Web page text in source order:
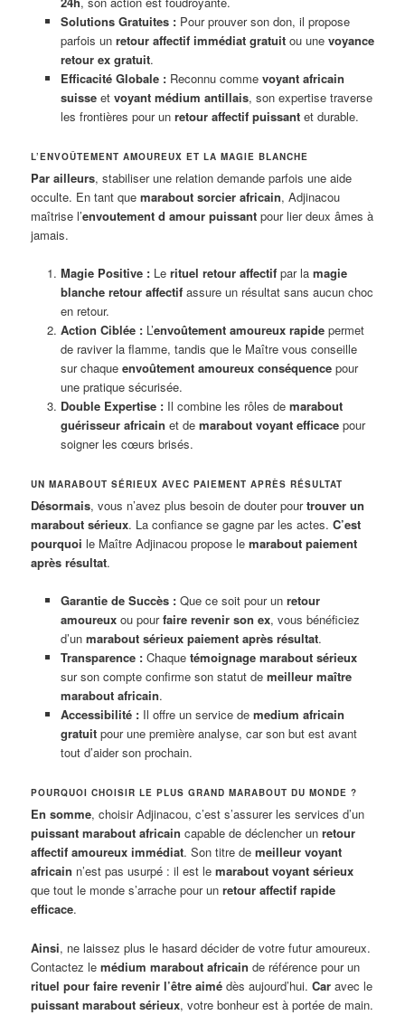
Solutions Gratuites :Pour prouver son don, il propose
parfois un retour affectif immédiat gratuitou une voyance
retour ex gratuit.
Efficacité Globale :Reconnu comme voyant africain
suisseet voyant médium antillais, son expertise traverse
les frontières pour un retour affectif puissantet durable.
L’ENVOÛTEMENT AMOUREUX ET LA MAGIE BLANCHE
Par ailleurs, stabiliser une relation demande parfois une aide
occulte. En tant quemarabout sorcier africain, Adjinacou
maîtrise l’envoutement d amour puissant pour lier deux âmes à
jamais.
Magie Positive :Le rituel retour affectifpar la magie
blanche retour affectifassure un résultat sans aucun choc
en retour.
Action Ciblée :L’envoûtement amoureux rapidepermet
de raviver la flamme, tandis que le Maître vous conseille
sur chaque envoûtement amoureux conséquencepour
une pratique sécurisée.
Double Expertise :Il combine les rôles de marabout
guérisseur africain et de marabout voyant efficacepour
soigner les cœurs brisés.
UN MARABOUT SÉRIEUX AVEC PAIEMENT APRÈS RÉSULTAT
Désormais, vous n’avez plus besoin de douter pourtrouver un
marabout sérieux. La confiance se gagne par les actes.C’est
pourquoi le Maître Adjinacou propose lemarabout paiement
après résultat.
Garantie de Succès :Que ce soit pour un retour
amoureuxou pourfaire revenir son ex, vous bénéficiez
d’un marabout sérieux paiement après résultat.
Transparence :Chaque témoignage marabout sérieux
sur son compte confirme son statut de meilleur maître
marabout africain.
Accessibilité :Il offre un service de medium africain
gratuitpour une première analyse, car son but est avant
tout d’aider son prochain.
POURQUOI CHOISIR LE PLUS GRAND MARABOUT DU MONDE ?
En somme, choisir Adjinacou, c’est s’assurer les services d’un
puissant marabout africain capable de déclencher unretour
affectif amoureux immédiat. Son titre demeilleur voyant
africain n’est pas usurpé : il est lemarabout voyant sérieux
que tout le monde s’arrache pour unretour affectif rapide
efficace.
Ainsi, ne laissez plus le hasard décider de votre futur amoureux.
Contactez lemédium marabout africain de référence pour un
rituel pour faire revenir l’être aimé dès aujourd’hui.Car avec le
puissant marabout sérieux, votre bonheur est à portée de main.